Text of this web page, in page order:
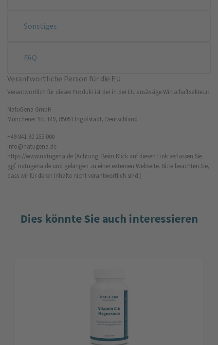
Sonstiges
FAQ
Verantwortliche Person für die EU
Verantwortlich für dieses Produkt ist der in der EU ansässige Wirtschaftsakteur:
NatuGena GmbH
Münchener Str. 149, 85051 Ingolstadt, Deutschland
+49 841 90 255 000
info@natugena.de
https://www.natugena.de (Achtung: Beim Klick auf diesen Link verlassen Sie
ggf. natugena.de und gelangen zu einer externen Webseite. Bitte beachten Sie,
dass wir für deren Inhalte nicht verantwortlich sind.)
Dies könnte Sie auch interessieren